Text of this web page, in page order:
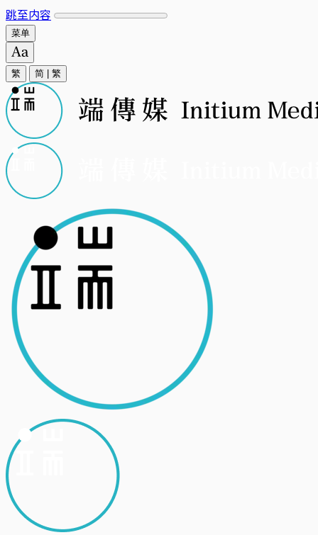
跳至内容
菜单
繁 简 繁